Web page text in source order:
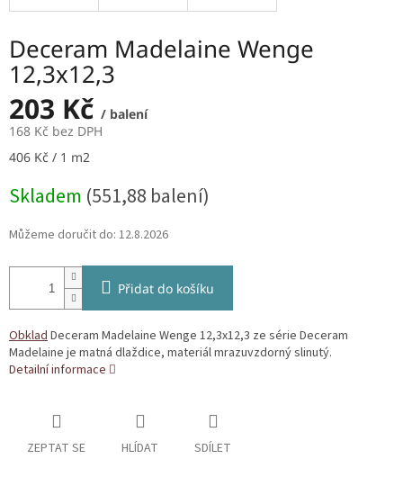
Deceram Madelaine Wenge
12,3x12,3
203 Kč / balení
168 Kč bez DPH
Měrná
406 Kč / 1 m2
Skladem (551,88 balení)
Můžeme doručit do: 12.8.2026
Přidat do košíku
ObkladDeceram Madelaine Wenge 12,3x12,3 ze série Deceram
Madelaine je matná dlaždice, materiál mrazuvzdorný slinutý.
Detailní informace
ZEPTAT SE HLÍDAT SDÍLET